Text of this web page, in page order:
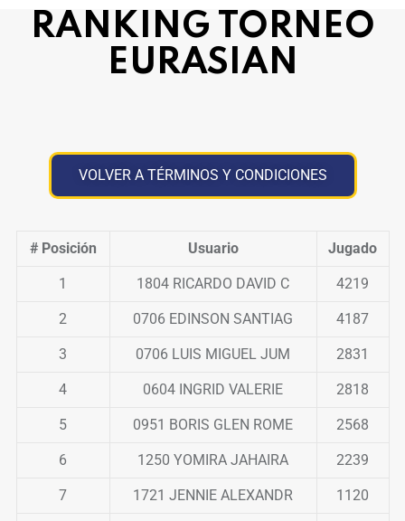
RANKING TORNEO
EURASIAN
VOLVER A TÉRMINOS Y CONDICIONES
# Posición Usuario Jugado
1 1804 RICARDO DAVID C 4219
2 0706 EDINSON SANTIAG 4187
3 0706 LUIS MIGUEL JUM 2831
4 0604 INGRID VALERIE 2818
5 0951 BORIS GLEN ROME 2568
6 1250 YOMIRA JAHAIRA 2239
7 1721 JENNIE ALEXANDR 1120